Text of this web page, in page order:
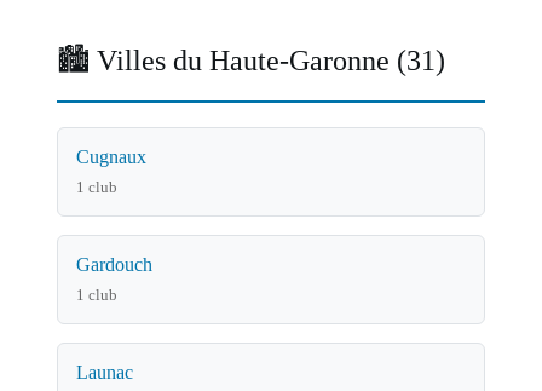
🏙️ Villes du Haute-Garonne (31)
Cugnaux
1 club
Gardouch
1 club
Launac